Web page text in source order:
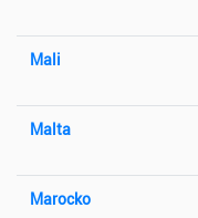
Mali
Malta
Marocko